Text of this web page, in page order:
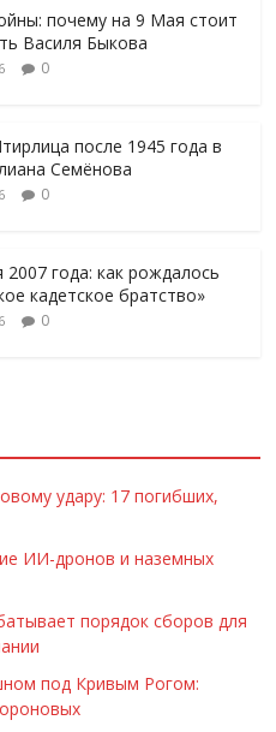
почему на 9 Мая стоит
Василя Быкова
0
после 1945 года в
Семёнова
0
2007 года: как рождалось
кадетское братство»
0
удару: 17 погибших,
ИИ-дронов и наземных
порядок сборов для
под Кривым Рогом: